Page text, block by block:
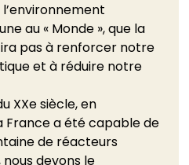
au « Monde », que la
pas à renforcer notre
et à réduire notre
XXe siècle, en
France a été capable de
de réacteurs
devons le